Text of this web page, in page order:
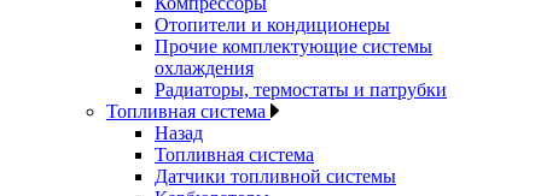
Отопители и кондиционеры
Прочие комплектующие системы
охлаждения
Радиаторы, термостаты и патрубки
Топливная система
Назад
Топливная система
Датчики топливной системы